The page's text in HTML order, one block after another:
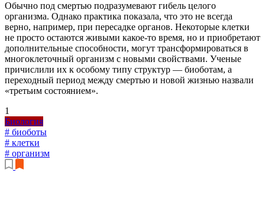
Обычно под смертью подразумевают гибель целого
организма. Однако практика показала, что это не всегда
верно, например, при пересадке органов. Некоторые клетки
не просто остаются живыми какое-то время, но и приобретают
дополнительные способности, могут трансформироваться в
многоклеточный организм с новыми свойствами. Ученые
причислили их к особому типу структур — биоботам, а
переходный период между смертью и новой жизнью назвали
«третьим состоянием».
1
Биология
# биоботы
# клетки
# организм